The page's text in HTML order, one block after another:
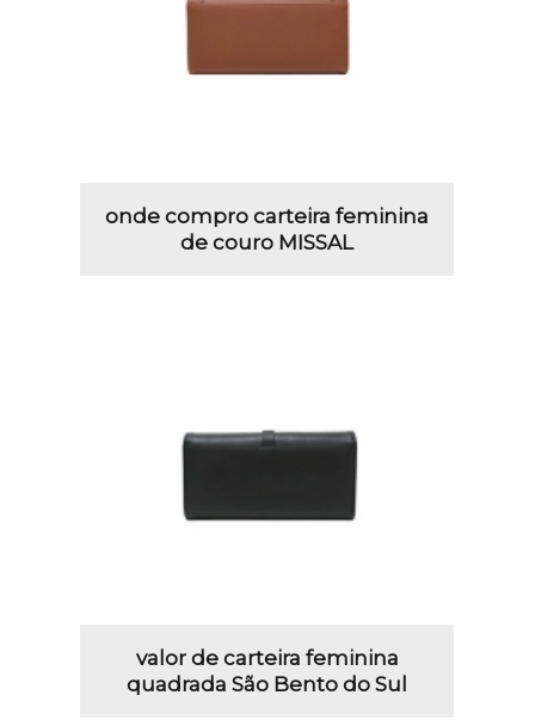
onde compro carteira feminina
de couro MISSAL
valor de carteira feminina
quadrada São Bento do Sul